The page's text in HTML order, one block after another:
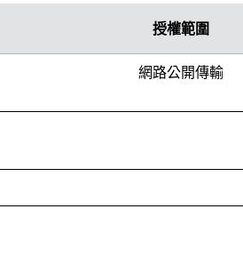
授權範圍
網路公開傳輸